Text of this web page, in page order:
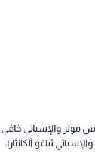
مولر والإسباني
ثياغو ألكانتارا.